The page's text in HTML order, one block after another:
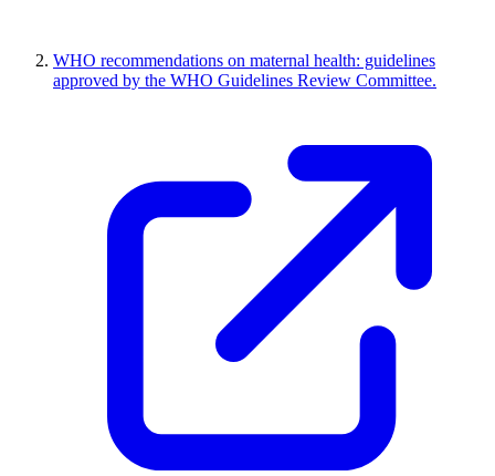
WHO recommendations on maternal health: guidelines
approved by the WHO Guidelines Review Committee.